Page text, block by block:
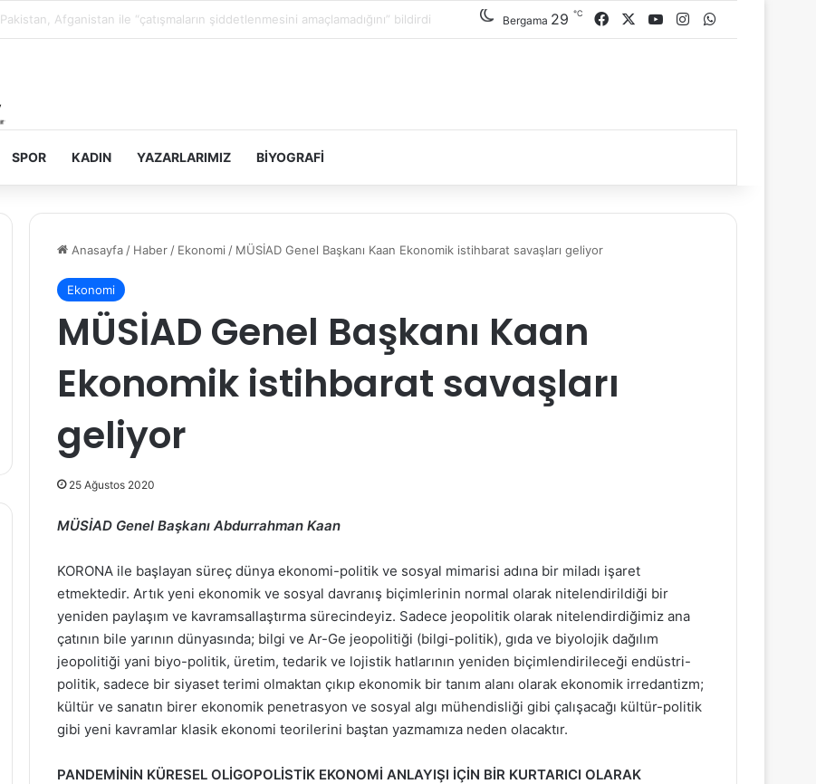
Filistin topraklarını gasbeden İsrailliler, Batı Şeria’da 3 kasabaya saldırdı Bergama 29 ℃ Facebook YouTubeInstagram
SPOR KADIN YAZARLARIMIZ BIYOGRAFI
Anasayfa / Haber / Ekonomi / MÜSİAD Genel Başkanı Kaan Ekonomik istihbarat savaşları geliyor
Ekonomi
MÜSİAD Genel Başkanı Kaan
Ekonomik istihbarat savaşları
geliyor
25 Ağustos 2020
MÜSİAD Genel Başkanı Abdurrahman Kaan
KORONA ile başlayan süreç dünya ekonomi-politik ve sosyal mimarisi adına bir miladı işaret
etmektedir. Artık yeni ekonomik ve sosyal davranış biçimlerinin normal olarak nitelendirildiği bir
yeniden paylaşım ve kavramsallaştırma sürecindeyiz. Sadece jeopolitik olarak nitelendirdiğimiz ana
çatının bile yarının dünyasında; bilgi ve Ar-Ge jeopolitiği (bilgi-politik), gıda ve biyolojik dağılım
jeopolitiği yani biyo-politik, üretim, tedarik ve lojistik hatlarının yeniden biçimlendirileceği endüstri-
politik, sadece bir siyaset terimi olmaktan çıkıp ekonomik bir tanım alanı olarak ekonomik irredantizm;
kültür ve sanatın birer ekonomik penetrasyon ve sosyal algı mühendisliği gibi çalışacağı kültür-politik
gibi yeni kavramlar klasik ekonomi teorilerini baştan yazmamıza neden olacaktır.
PANDEMİNİN KÜRESEL OLİGOPOLİSTİK EKONOMİ ANLAYIŞI İÇİN BİR KURTARICI OLARAK